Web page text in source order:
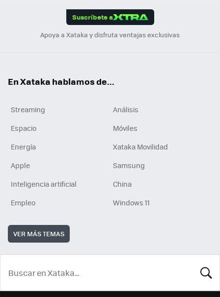
Suscríbete a
Apoya a Xataka y disfruta ventajas exclusivas
En Xataka hablamos de...
Streaming
Análisis
Espacio
Móviles
Energía
Xataka Movilidad
Apple
Samsung
Inteligencia artificial
China
Empleo
Windows 11
VER MÁS TEMAS